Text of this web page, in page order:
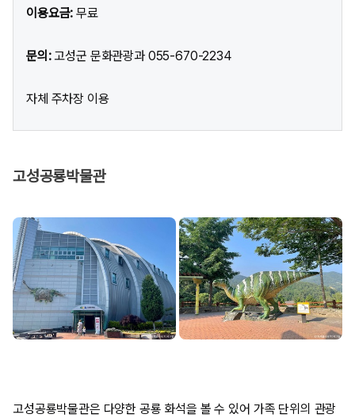
이용요금:무료
문의:고성군 문화관광과 055-670-2234
자체 주차장 이용
고성공룡박물관
고성공룡박물관은 다양한 공룡 화석을 볼 수 있어 가족 단위의 관광